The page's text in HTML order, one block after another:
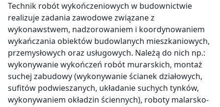
Technik robót wykończeniowych w budownictwie
realizuje zadania zawodowe związane z
wykonawstwem, nadzorowaniem i koordynowaniem
wykańczania obiektów budowlanych mieszkaniowych,
przemysłowych oraz usługowych. Należą do nich np.:
wykonywanie wykończeń robót murarskich, montaż
suchej zabudowy (wykonywanie ścianek działowych,
sufitów podwieszanych, układanie suchych tynków,
wykonywaniem okładzin ściennych), roboty malarsko-